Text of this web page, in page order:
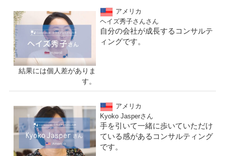
結果には個人差がありま
す。
アメリカ
ヘイズ秀子さんさん
自分の会社が成長するコンサルテ
ィングです。
アメリカ
Kyoko Jasperさん
手を引いて一緒に歩いていただけ
ている感があるコンサルティング
です。